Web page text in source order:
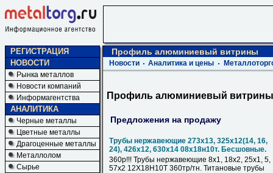
РЕГИСТРАЦИЯ
НОВОСТИ
Рынка металлов
Новости компаний
Информагентства
АНАЛИТИКА
Черные металлы
Цветные металлы
Драгоценные металлы
Металлолом
Сырье
Профиль алюминиевый витрины
Новости Аналитика и цены
Профиль алюминиевый витрины
Предложения на продажу
Трубы нержавеющие 273х13, 325х12(14, 16,
24), 426х12, 630х14 08х18н10т. Бесшовные.
360р!!! Трубы нержавеющие 8х1, 18х2, 25х1, 5,
57х2 12Х18Н10Т 360тр/тн. Титановые трубы